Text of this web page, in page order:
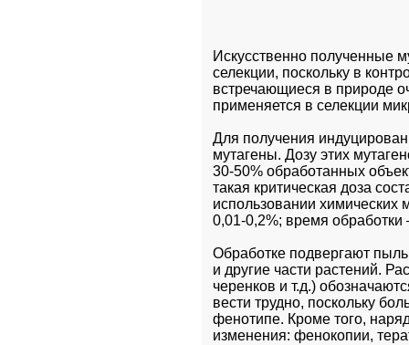
Искусственно полученные
селекции, поскольку в
встречающиеся в природе
применяется в селекции
Для получения
мутагены. Дозу этих
30-50% обработанных
такая критическая доза
использовании химических
0,01-0,2%; время обработки
Обработке подвергают
и другие части растений.
черенков и т.д.)
вести трудно, поскольку
фенотипе. Кроме того,
изменения: фенокопии,